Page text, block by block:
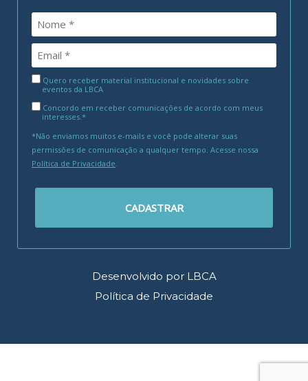
Quero receber material institucional e novidades sobre
eventos da LBCA
Concordo em receber comunicações de acordo com meus
interesses.*
*Não enviamos muitos e-mails e você pode alterar suas
permissões de comunicação a qualquer tempo. Acesse nossa
Política de Privacidade.
CADASTRAR
Desenvolvido por LBCA
Política de Privacidade